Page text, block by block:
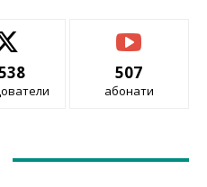
507
абонати